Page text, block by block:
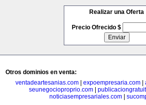
Realizar una Oferta
Precio Ofrecido $
Otros dominios en venta:
ventadeartesanias.com| expoempresaria.com|
seunegocioproprio.com
noticiasempresariales.com|